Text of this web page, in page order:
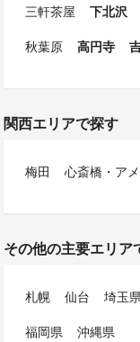
三軒茶屋 下北沢
秋葉原
高円寺
関西エリアで探す
梅田 心斎橋・ア
その他の主要エリア
札幌 仙台 埼玉県
福岡県
沖縄県